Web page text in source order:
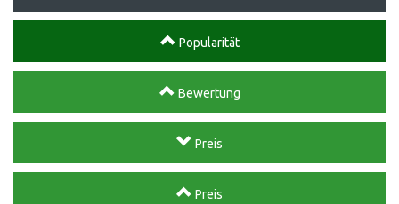
Popularität
Bewertung
Preis
Preis